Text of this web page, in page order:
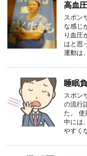
高血
スポン
な感じ
り血圧
はと思
運動は
睡眠
スポン
の流行
た。 使
中には
やすく